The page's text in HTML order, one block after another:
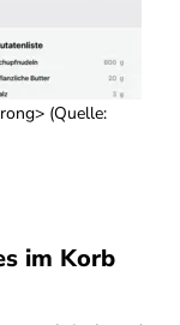
(Quelle:
im Korb